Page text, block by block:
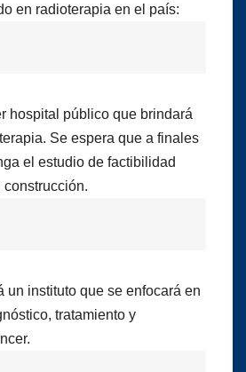
en radioterapia en el país:
hospital público que brindará
Se espera que a finales
el estudio de factibilidad
construcción.
un instituto que se enfocará en
tratamiento y